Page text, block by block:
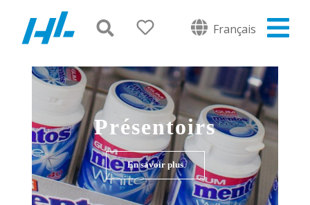
Français
Présentoirs
En savoir plus